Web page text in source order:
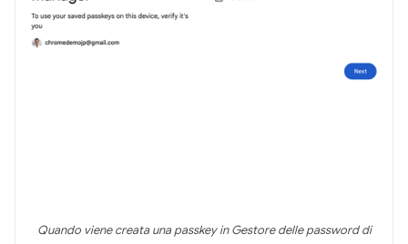
Quando viene creata una passkey in Gestore delle password di